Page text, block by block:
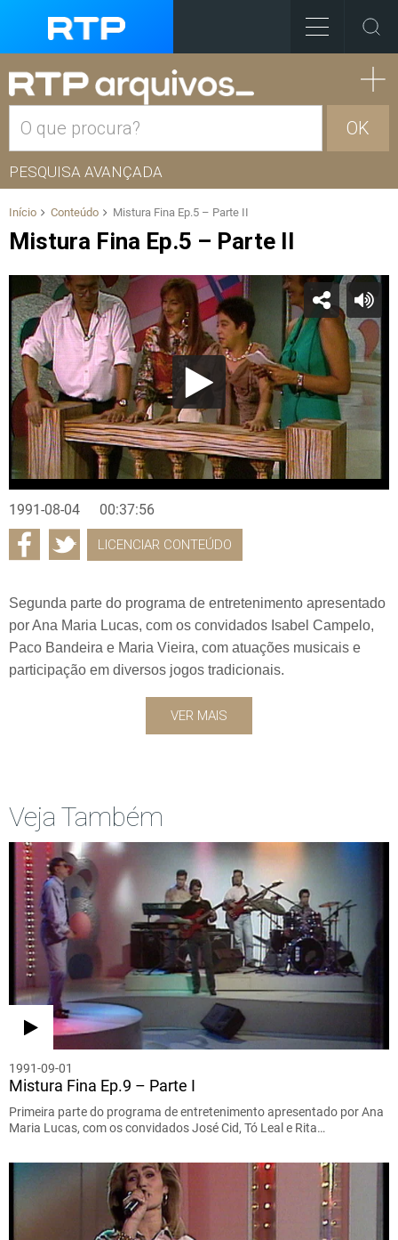
OK
PESQUISA AVANÇADA
Início Conteúdo Mistura Fina Ep.5 – Parte II
Mistura Fina Ep.5 – Parte II
1991-08-04 00:37:56
LICENCIAR CONTEÚDO
Segunda parte do programa de entretenimento apresentado
por Ana Maria Lucas, com os convidados Isabel Campelo,
Paco Bandeira e Maria Vieira, com atuações musicais e
participação em diversos jogos tradicionais.
VER MAIS
Veja Também
1991-09-01
Mistura Fina Ep.9 – Parte I
Primeira parte do programa de entretenimento apresentado por Ana
Maria Lucas, com os convidados José Cid, Tó Leal e Rita…